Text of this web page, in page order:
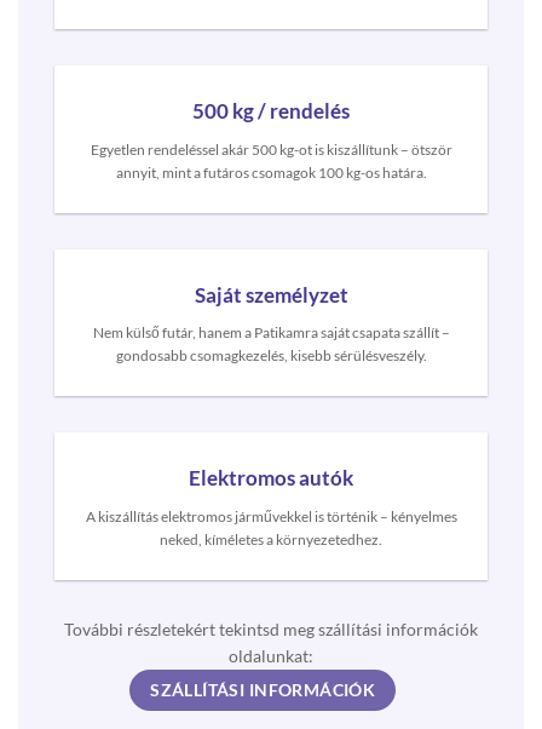
500 kg / rendelés
Egyetlen rendeléssel akár 500 kg-ot is kiszállítunk – ötször
annyit, mint a futáros csomagok 100 kg-os határa.
Saját személyzet
Nem külső futár, hanem a Patikamra saját csapata szállít –
gondosabb csomagkezelés, kisebb sérülésveszély.
Elektromos autók
A kiszállítás elektromos járművekkel is történik – kényelmes
neked, kíméletes a környezetedhez.
További részletekért tekintsd meg szállítási információk
oldalunkat:
SZÁLLÍTÁSI INFORMÁCIÓK